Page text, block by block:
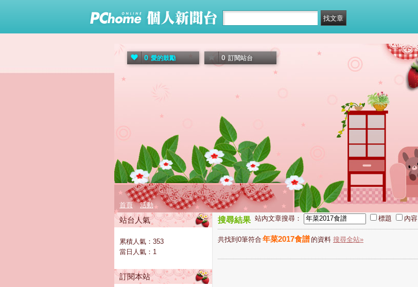
0 愛的鼓勵 0 訂閱站台
首頁 活動
搜尋結果 站內文章搜尋： 標題 內容
共找到0筆符合年菜2017食譜 的資料 搜尋全站»
站台人氣
累積人氣： 353
當日人氣： 1
訂閱本站